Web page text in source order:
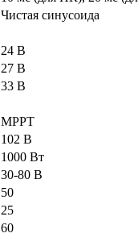
Чистая синусоида
24 В
27 В
33 В
МРРТ
102 В
1000 Вт
30-80 В
50
25
60